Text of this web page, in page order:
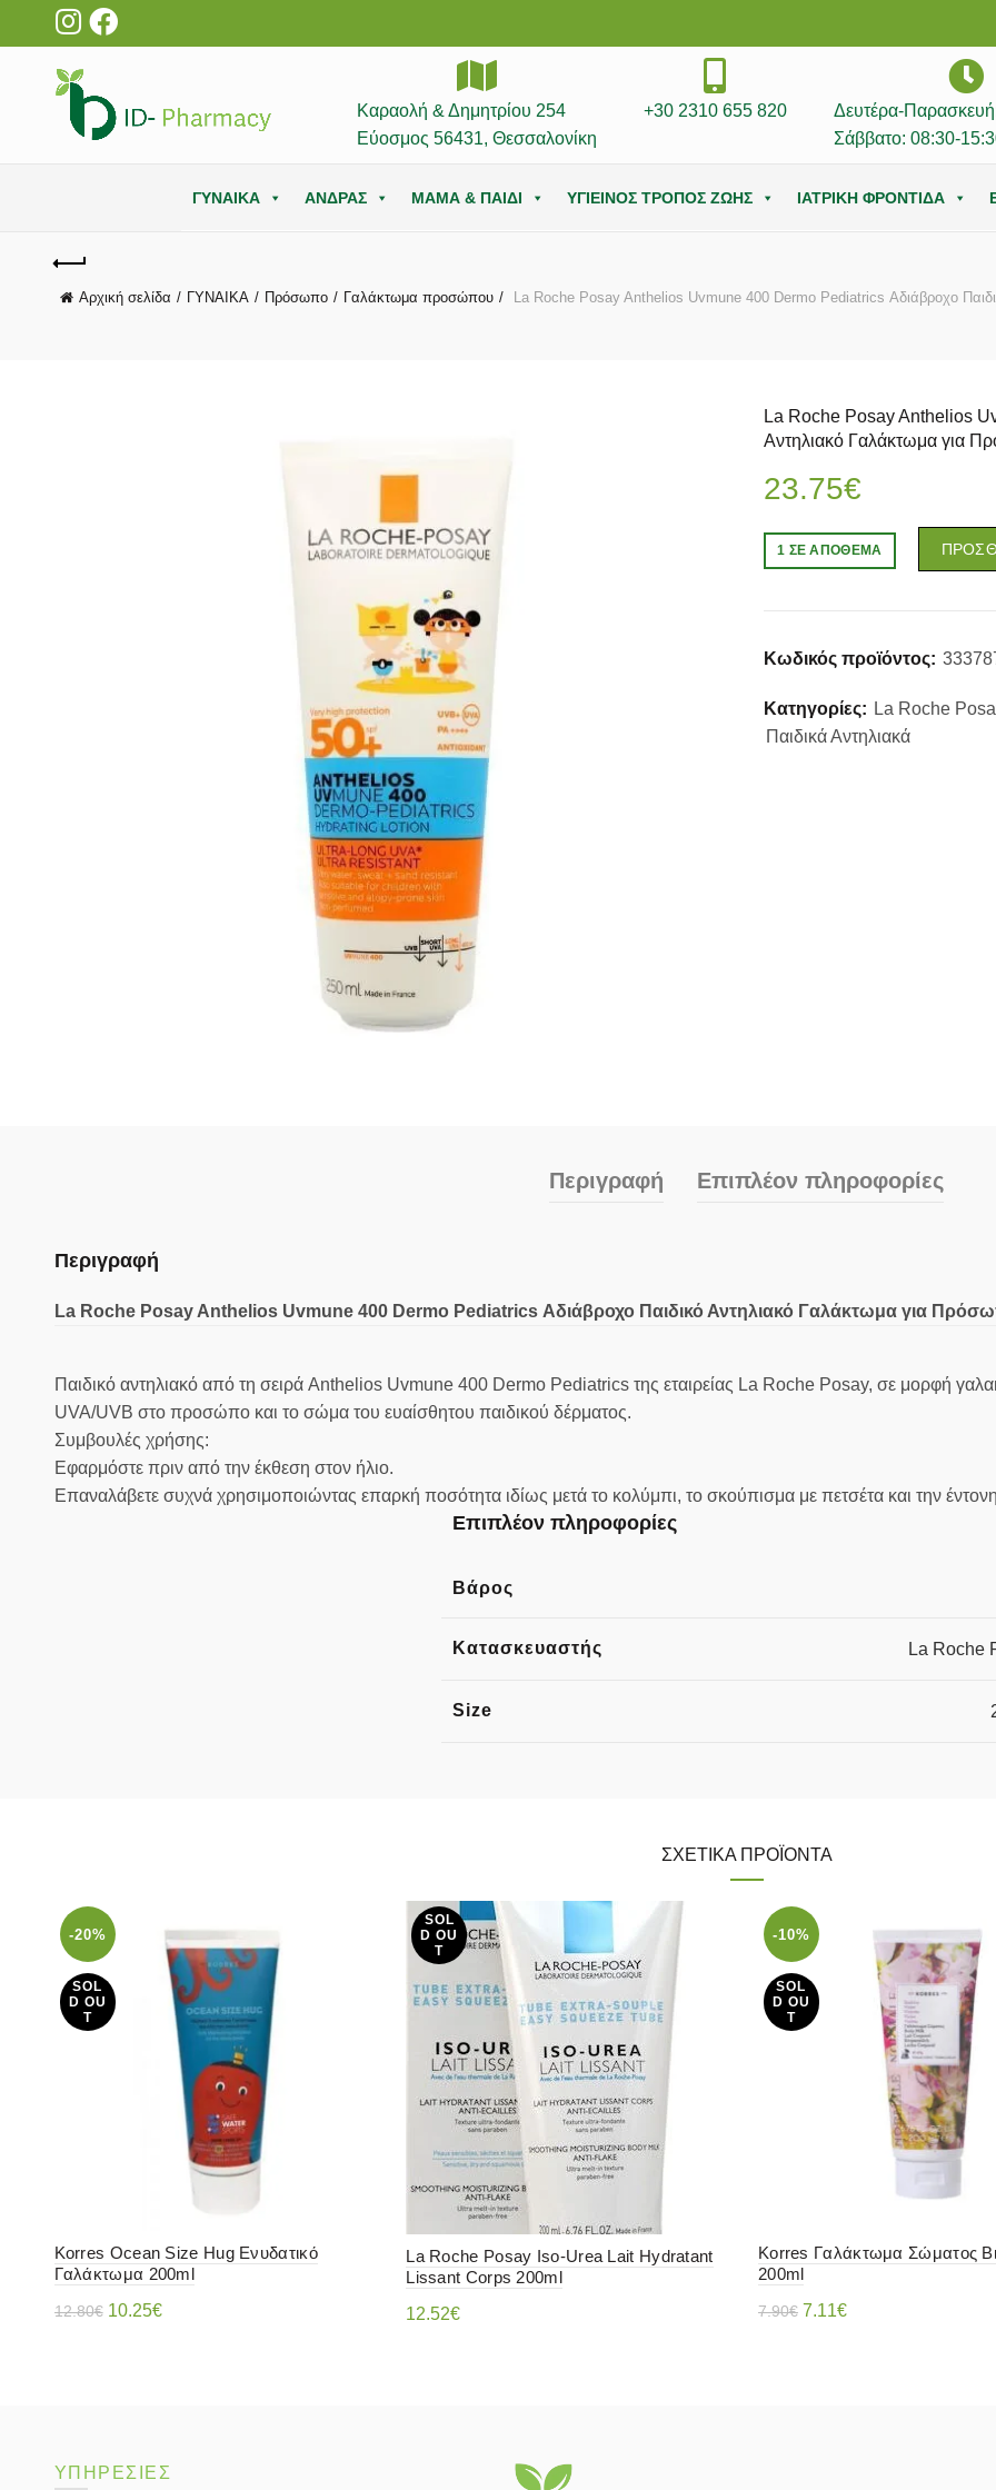
Καραολή & Δημητρίου 254
Εύοσμος 56431, Θεσσαλονίκη
+30 2310 655 820
Δευτέρα-
Σάββατο: 08:30-
ΓΥΝΑΙΚΑ ΑΝΔΡΑΣ ΜΑΜΑ & ΠΑΙΔΙ ΥΓΙΕΙΝΟΣ ΤΡΟΠΟΣ ΖΩΗΣ ΙΑΤΡΙΚΗ ΦΡΟΝΤΙΔΑ
Αρχική σελίδα ΓΥΝΑΙΚΑ Πρόσωπο Γαλάκτωμα προσώπου La Roche Posay Anthelios Uvmune 400 Dermo Pediatrics Αδιάβροχο
La Roche Posay Anthelios
Αντηλιακό Γαλάκτωμα για
23.75€
1 ΣΕ ΑΠΌΘΕΜΑ
Κωδικός προϊόντος:
Κατηγορίες: La Roche
Παιδικά Αντηλιακά
Περιγραφή Επιπλέον πληροφορίες
Περιγραφή
La Roche Posay Anthelios Uvmune 400 Dermo Pediatrics Αδιάβροχο Παιδικό Αντηλιακό Γαλάκτωμα για
Παιδικό αντηλιακό από τη σειρά Anthelios Uvmune 400 Dermo Pediatrics της εταιρείας La Roche Posay, σε μορφή
UVA/UVB στο προσώπο και το σώμα του ευαίσθητου παιδικού δέρματος.
Συμβουλές χρήσης:
Εφαρμόστε πριν από την έκθεση στον ήλιο.
Επαναλάβετε συχνά χρησιμοποιώντας επαρκή ποσότητα ιδίως μετά το κολύμπι, το σκούπισμα με πετσέτα και την
Επιπλέον πληροφορίες
Βάρος
Κατασκευαστής La Roche
Size
ΣΧΕΤΙΚΆ ΠΡΟΪΌΝΤΑ
-20%
SOL
D OU
T
Korres Ocean Size Hug Ενυδατικό
Γαλάκτωμα 200ml
12.80€ Original
10.25€Η
SOL
D OU
T
La Roche Posay Iso-Urea Lait Hydratant
Lissant Corps 200ml
12.52€
-10%
SOL
D OU
T
Korres Γαλάκτωμα Σώματος
200ml
7.90€ Original
7.11€Η
ΥΠΗΡΕΣΙΕΣ